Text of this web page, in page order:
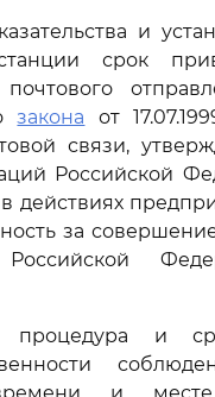
и
срок
закона от
связи,
Российской
за
процедура и